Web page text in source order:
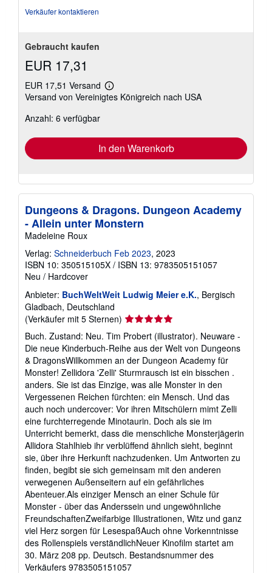
Verkäufer kontaktieren
Gebraucht kaufen
EUR 17,31
EUR 17,51 Versand
Weitere
Informationen
Versand von Vereinigtes Königreich nach USA
Anzahl: 6 verfügbar
In den Warenkorb
Dungeons & Dragons. Dungeon Academy
- Allein unter Monstern
Madeleine Roux
Verlag: Schneiderbuch Feb 2023, 2023
ISBN 10: 350515105X / ISBN 13: 9783505151057
Neu / Hardcover
Anbieter: BuchWeltWeit Ludwig Meier e.K., Bergisch
Gladbach, Deutschland
(Verkäufer mit 5 Sternen) Verkäuferbewertung
5
von
5
Sternen
Buch. Zustand: Neu. Tim Probert (illustrator). Neuware -
Die neue Kinderbuch-Reihe aus der Welt von Dungeons
& DragonsWillkommen an der Dungeon Academy für
Monster! Zellidora 'Zelli' Sturmrausch ist ein bisschen .
anders. Sie ist das Einzige, was alle Monster in den
Vergessenen Reichen fürchten: ein Mensch. Und das
auch noch undercover: Vor ihren Mitschülern mimt Zelli
eine furchterregende Minotaurin. Doch als sie im
Unterricht bemerkt, dass die menschliche Monsterjägerin
Allidora Stahlhieb ihr verblüffend ähnlich sieht, beginnt
sie, über ihre Herkunft nachzudenken. Um Antworten zu
finden, begibt sie sich gemeinsam mit den anderen
verwegenen Außenseitern auf ein gefährliches
Abenteuer.Als einziger Mensch an einer Schule für
Monster - über das Anderssein und ungewöhnliche
FreundschaftenZweifarbige Illustrationen, Witz und ganz
viel Herz sorgen für LesespaßAuch ohne Vorkenntnisse
des Rollenspiels verständlichNeuer Kinofilm startet am
30. März 208 pp. Deutsch. Bestandsnummer des
Verkäufers 9783505151057